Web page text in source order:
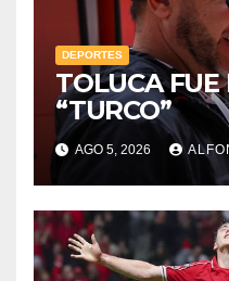
DEPORTES
TOLUCA FUE
“TURCO”
AGO 5, 2026